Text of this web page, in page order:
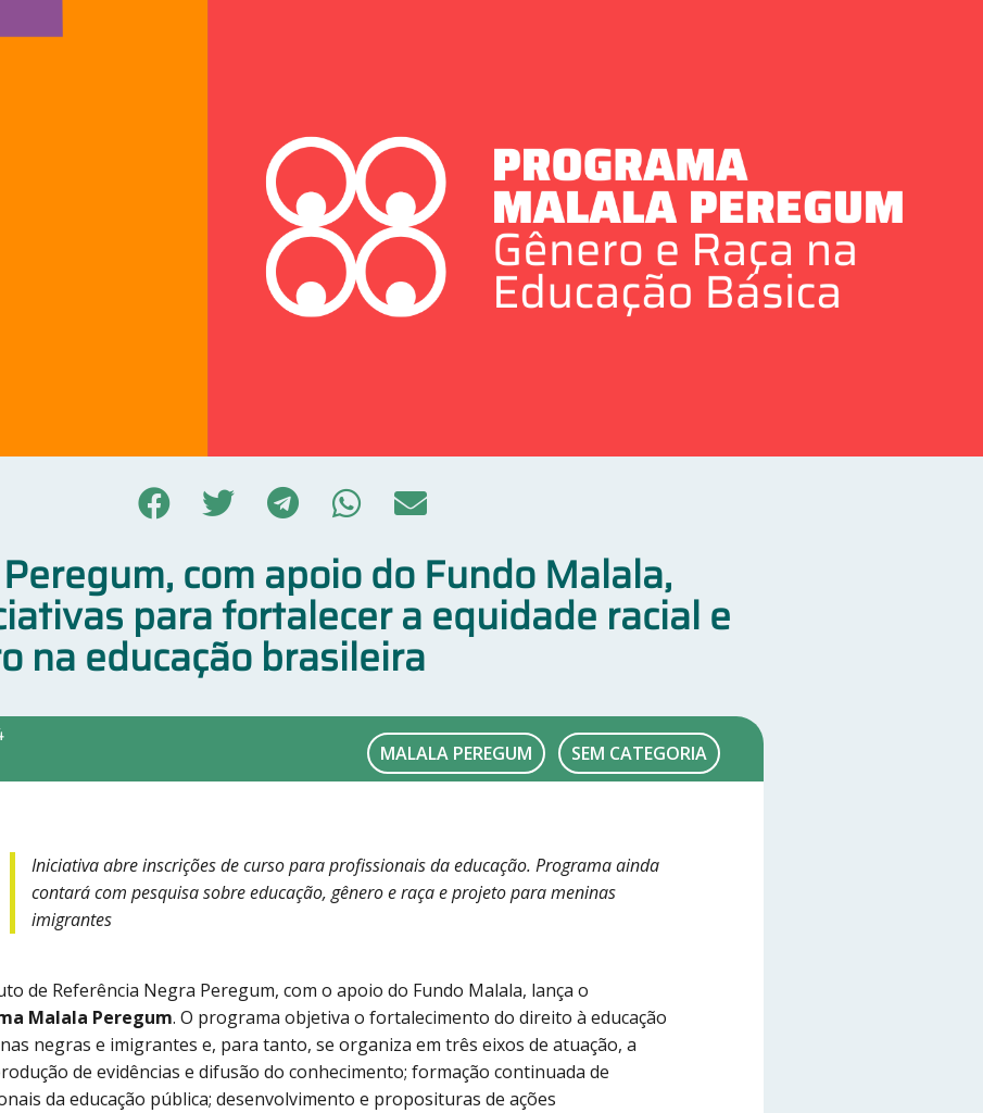
com apoio do Fundo Malala,
para fortalecer a equidade racial e
na educação brasileira
MALALA PEREGUM SEM CATEGORIA
Iniciativa abre inscrições de curso para profissionais da educação. Programa ainda
contará com pesquisa sobre educação, gênero e raça e projeto para meninas
imigrantes
de Referência Negra Peregum, com o apoio do Fundo Malala, lança o
Malala Peregum. O programa objetiva o fortalecimento do direito à educação
negras e imigrantes e, para tanto, se organiza em três eixos de atuação, a
de evidências e difusão do conhecimento; formação continuada de
da educação pública; desenvolvimento e proposituras de ações